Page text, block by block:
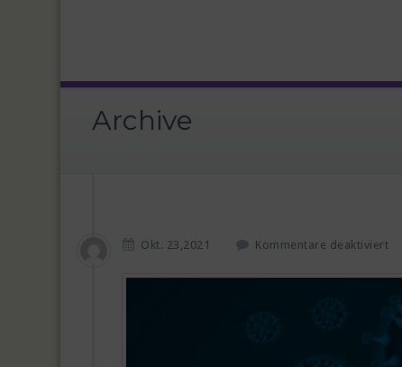
Archive
Okt. 23,2021 Kommentare deaktiviert
r